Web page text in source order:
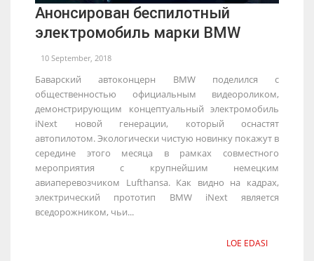
Анонсирован беспилотный
электромобиль марки BMW
10 September, 2018
Баварский автоконцерн BMW поделился с
общественностью официальным видеороликом,
демонстрирующим концептуальный электромобиль
iNext новой генерации, который оснастят
автопилотом. Экологически чистую новинку покажут в
середине этого месяца в рамках совместного
мероприятия с крупнейшим немецким
авиаперевозчиком Lufthansa. Как видно на кадрах,
электрический прототип BMW iNext является
вседорожником, чьи...
LOE EDASI